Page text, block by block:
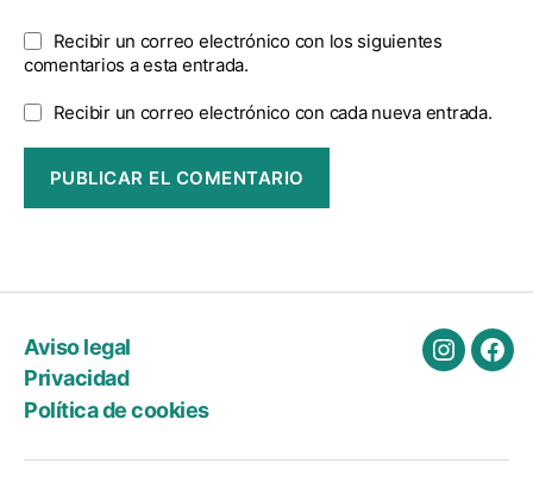
Recibir un correo electrónico con los siguientes
comentarios a esta entrada.
Recibir un correo electrónico con cada nueva entrada.
Aviso legal
Privacidad
Política de cookies